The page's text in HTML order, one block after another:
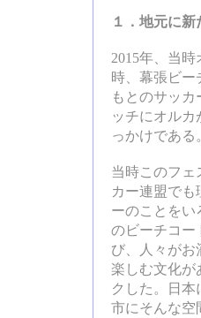
１．地元に
2015年、当
時、幕張ビー
もとのサッ
ッチにオル
っかけである。
当時このフェ
カー連盟で
ーのことをい
のビーチコー
び、人々がお
楽しむ文化が
クした。日
市にそんな空